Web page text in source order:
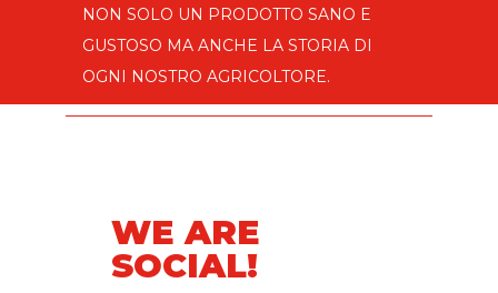
NON SOLO UN PRODOTTO SANO E
GUSTOSO MA ANCHE LA STORIA DI
OGNI NOSTRO AGRICOLTORE.
WE ARE
SOCIAL!